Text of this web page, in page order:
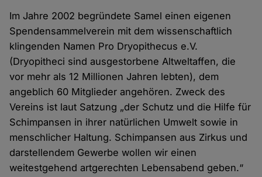
Im Jahre 2002 begründete Samel einen eigenen
Spendensammelverein mit dem wissenschaftlich
klingenden Namen Pro Dryopithecus e.V.
(Dryopitheci sind ausgestorbene Altweltaffen, die
vor mehr als 12 Millionen Jahren lebten), dem
angeblich 60 Mitglieder angehören. Zweck des
Vereins ist laut Satzung „der Schutz und die Hilfe für
Schimpansen in ihrer natürlichen Umwelt sowie in
menschlicher Haltung. Schimpansen aus Zirkus und
darstellendem Gewerbe wollen wir einen
weitestgehend artgerechten Lebensabend geben.“